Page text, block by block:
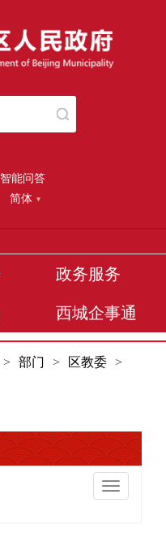
智能问答
简体
政务服务
西城企事通
> 部门 > 区教委 >
切
换